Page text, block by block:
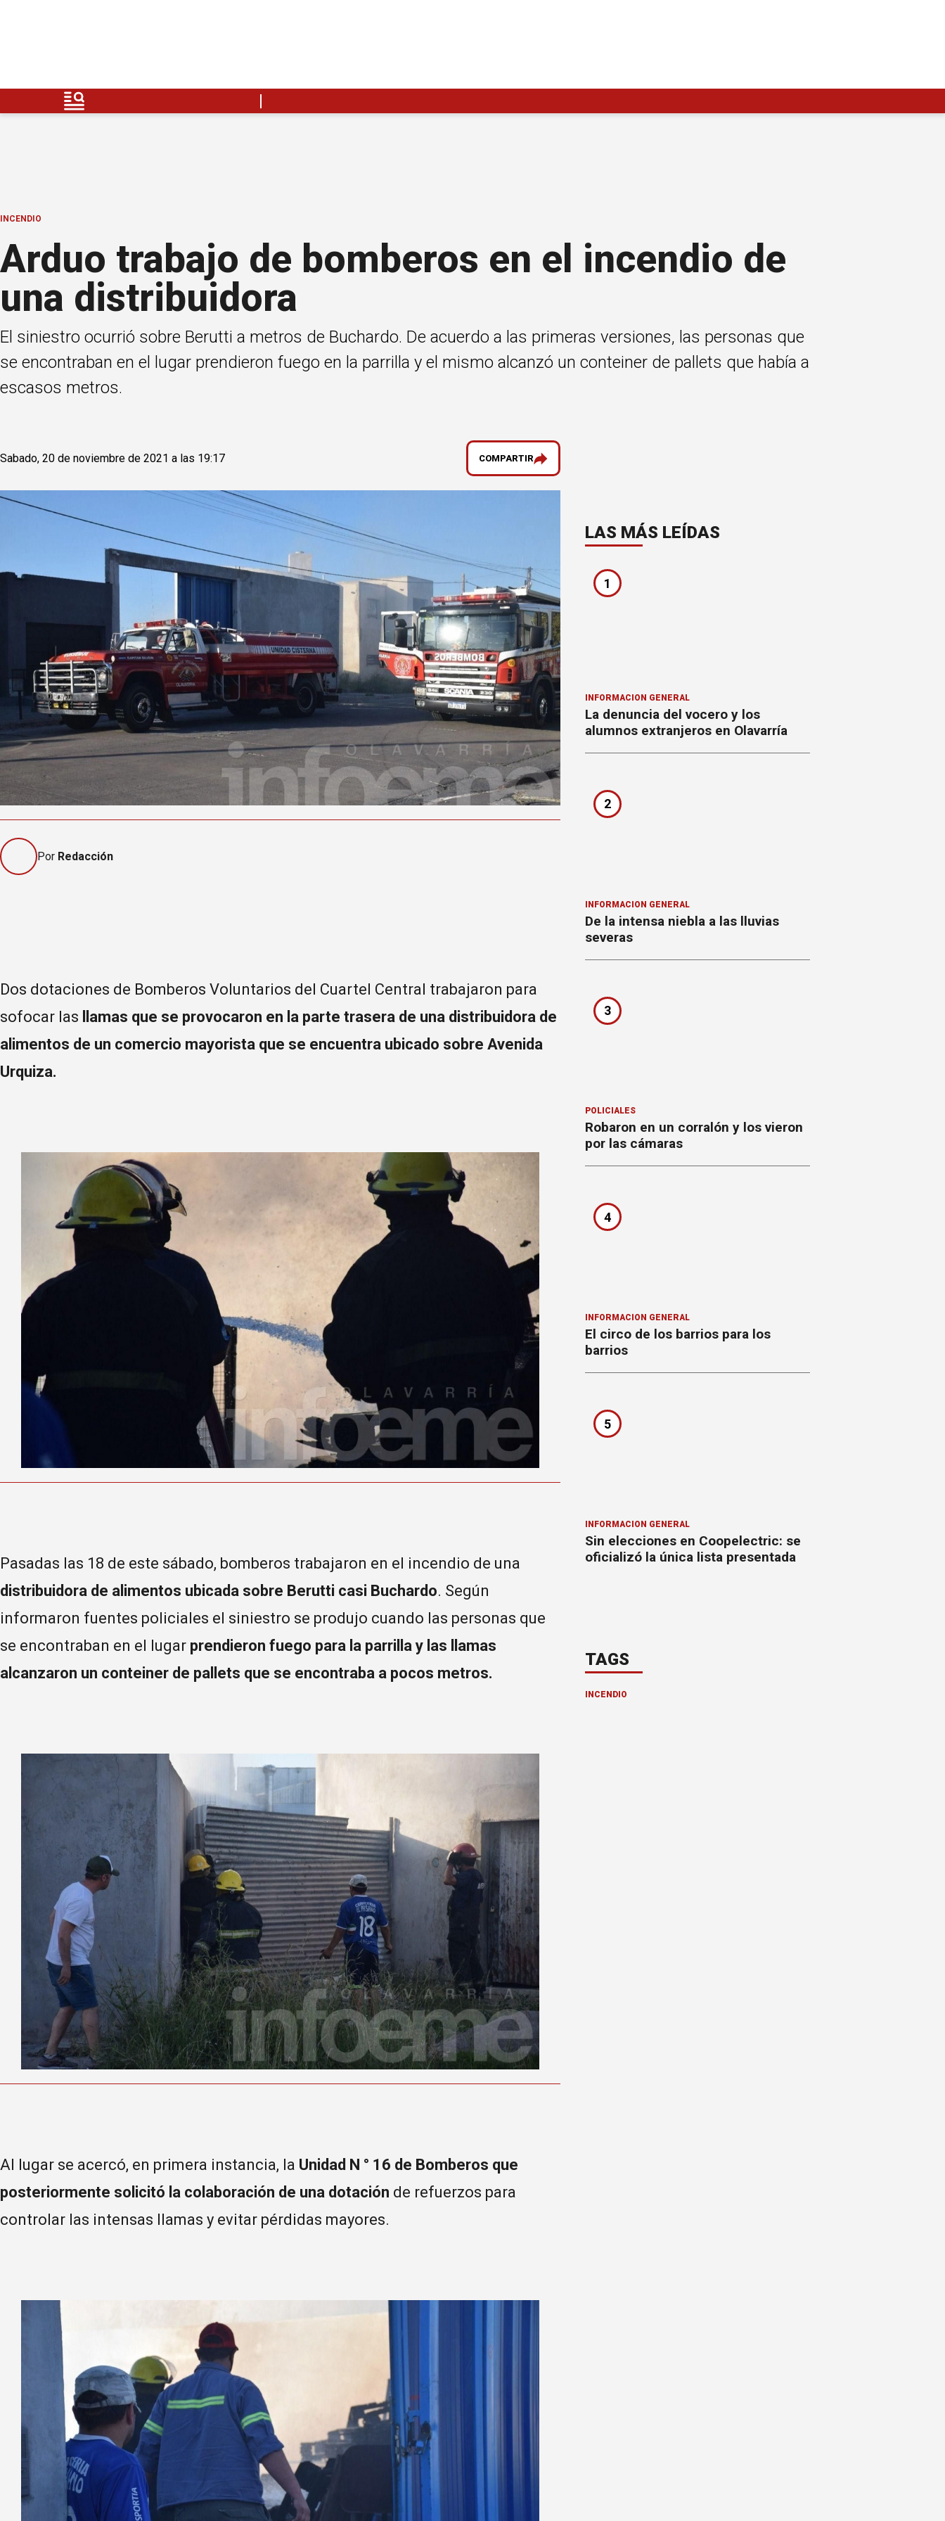
INCENDIO
Arduo trabajo de bomberos en el incendio de
una distribuidora
El siniestro ocurrió sobre Berutti a metros de Buchardo. De acuerdo a las primeras versiones, las personas que
se encontraban en el lugar prendieron fuego en la parrilla y el mismo alcanzó un conteiner de pallets que había a
escasos metros.
Sabado, 20 de noviembre de 2021 a las 19:17 COMPARTIR
Por Redacción
Dos dotaciones de Bomberos Voluntarios del Cuartel Central trabajaron para
sofocar las
llamas que se provocaron en la parte trasera de una distribuidora de
alimentos de un comercio mayorista que se encuentra ubicado sobre Avenida
Urquiza.
Pasadas las 18 de este sábado, bomberos trabajaron en el incendio de una
distribuidora de alimentos ubicada sobre Berutti casi Buchardo. Según
informaron fuentes policiales el siniestro se produjo cuando las personas que
se encontraban en el lugar prendieron fuego para la parrilla y las llamas
alcanzaron un conteiner de pallets que se encontraba a pocos metros.
Al lugar se acercó, en primera instancia, la Unidad N ° 16 de Bomberos que
posteriormente solicitó la colaboración de una dotación de refuerzos para
controlar las intensas llamas y evitar pérdidas mayores.
LAS MÁS LEÍDAS
1
INFORMACION GENERAL
La denuncia del vocero y los
alumnos extranjeros en Olavarría
2
INFORMACION GENERAL
De la intensa niebla a las lluvias
severas
3
POLICIALES
Robaron en un corralón y los vieron
por las cámaras
4
INFORMACION GENERAL
El circo de los barrios para los
barrios
5
INFORMACION GENERAL
Sin elecciones en Coopelectric: se
oficializó la única lista presentada
TAGS
INCENDIO